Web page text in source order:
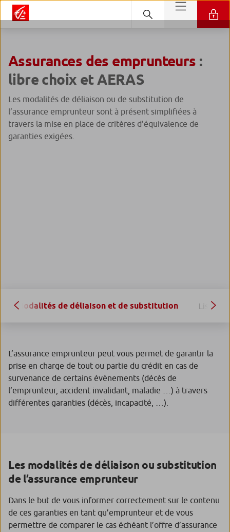
Assurances des emprunteurs :
libre choix et AERAS
Les modalités de déliaison ou de substitution de
l’assurance emprunteur sont à présent simplifiées à
travers la mise en place de critères d’équivalence de
garanties exigées.
Modalités de déliaison et de substitution Liste
L’assurance emprunteur peut vous permet de garantir la
prise en charge de tout ou partie du crédit en cas de
survenance de certains évènements (décès de
l’emprunteur, accident invalidant, maladie …) à travers
différentes garanties (décès, incapacité, …).
Les modalités de déliaison ou substitution
de l’assurance emprunteur
Dans le but de vous informer correctement sur le contenu
de ces garanties en tant qu’emprunteur et de vous
permettre de comparer le cas échéant l’offre d’assurance